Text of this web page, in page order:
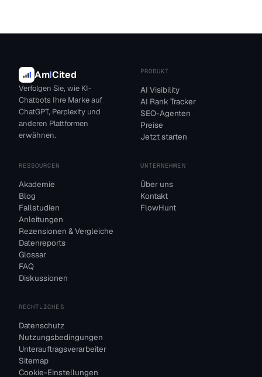
AmICited
Verfolgen Sie, wie KI-
Chatbots Ihre Marke auf
ChatGPT, Perplexity und
anderen Plattformen
erwähnen.
PRODUKT
AI Visibility
AI Rank Tracker
SEO-Agenten
Preise
Jetzt starten
RESSOURCEN
Akademie
Blog
Fallstudien
Anleitungen
Rezensionen & Vergleiche
Datenreports
Glossar
FAQ
Diskussionen
UNTERNEHMEN
Über uns
Kontakt
FlowHunt
RECHTLICHES
Datenschutz
Nutzungsbedingungen
Unterauftragsverarbeiter
Sitemap
Cookie-Einstellungen